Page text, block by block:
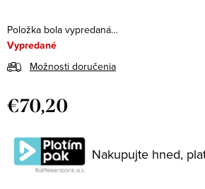
Položka bola vypredaná…
Vypredané
Možnosti doručenia
€70,20
cena:
Nakupujte hned,